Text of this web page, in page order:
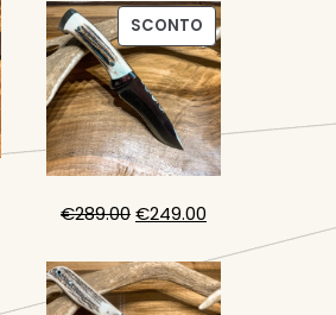
SCONTO PRODOTTO
IN
OFFERTA
€289.00Il
originale
era:
€249.00
prezzo
attuale
è: